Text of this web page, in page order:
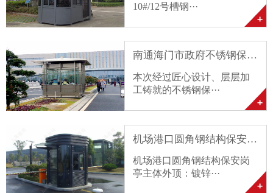
10#/12号槽钢···
南通海门市政府不锈钢保安···
本次经过匠心设计、层层加
工铸就的不锈钢保···
机场港口圆角钢结构保安岗···
机场港口圆角钢结构保安岗
亭主体外顶：镀锌···